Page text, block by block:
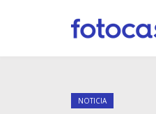
NOTICIA